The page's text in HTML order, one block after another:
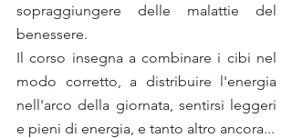
sopraggiungere delle malattie del
benessere.
Il corso insegna a combinare i cibi nel
modo corretto, a distribuire l'energia
nell'arco della giornata, sentirsi leggeri
e pieni di energia, e tanto altro ancora...